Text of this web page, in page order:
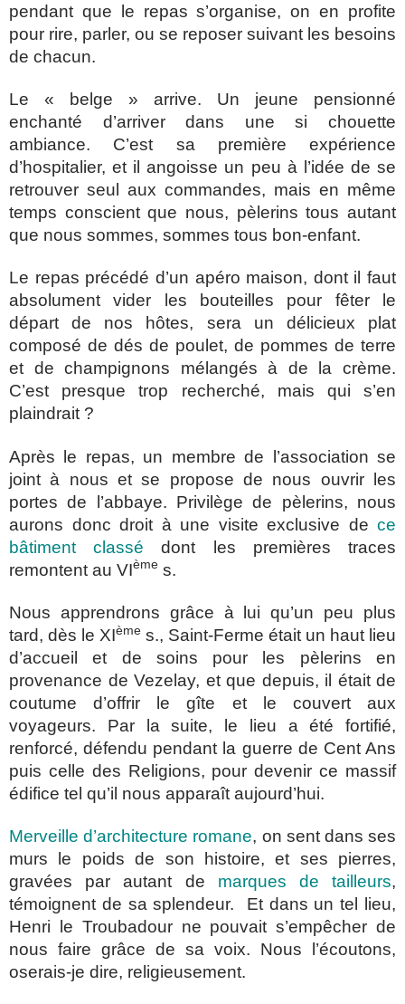
pendant que le repas s’organise, on en profite
pour rire, parler, ou se reposer suivant les besoins
de chacun.
Le « belge » arrive. Un jeune pensionné
enchanté d’arriver dans une si chouette
ambiance. C’est sa première expérience
d’hospitalier, et il angoisse un peu à l’idée de se
retrouver seul aux commandes, mais en même
temps conscient que nous, pèlerins tous autant
que nous sommes, sommes tous bon-enfant.
Le repas précédé d’un apéro maison, dont il faut
absolument vider les bouteilles pour fêter le
départ de nos hôtes, sera un délicieux plat
composé de dés de poulet, de pommes de terre
et de champignons mélangés à de la crème.
C’est presque trop recherché, mais qui s’en
plaindrait ?
Après le repas, un membre de l’association se
joint à nous et se propose de nous ouvrir les
portes de l’abbaye. Privilège de pèlerins, nous
aurons donc droit à une visite exclusive de ce
bâtiment classé dont les premières traces
remontent au VIème s.
Nous apprendrons grâce à lui qu’un peu plus
tard, dès le XIème s., Saint-Ferme était un haut lieu
d’accueil et de soins pour les pèlerins en
provenance de Vezelay, et que depuis, il était de
coutume d’offrir le gîte et le couvert aux
voyageurs. Par la suite, le lieu a été fortifié,
renforcé, défendu pendant la guerre de Cent Ans
puis celle des Religions, pour devenir ce massif
édifice tel qu’il nous apparaît aujourd’hui.
Merveille d’architecture romane, on sent dans ses
murs le poids de son histoire, et ses pierres,
gravées par autant de marques de tailleurs,
témoignent de sa splendeur. Et dans un tel lieu,
Henri le Troubadour ne pouvait s’empêcher de
nous faire grâce de sa voix. Nous l’écoutons,
oserais-je dire, religieusement.